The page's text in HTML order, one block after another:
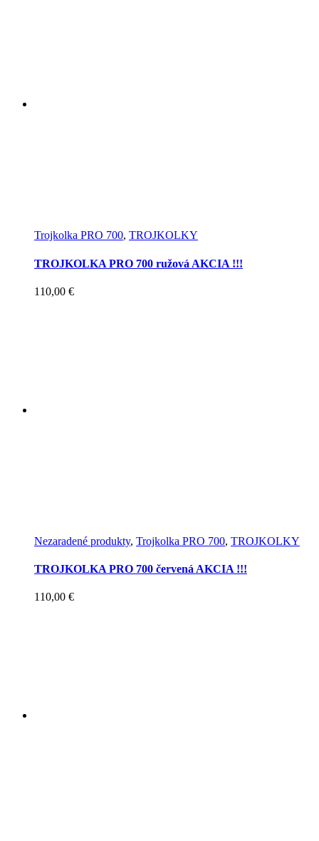
Trojkolka PRO 700, TROJKOLKY
TROJKOLKA PRO 700 ružová AKCIA !!!
110,00 €
Nezaradené produkty, Trojkolka PRO 700, TROJKOLKY
TROJKOLKA PRO 700 červená AKCIA !!!
110,00 €